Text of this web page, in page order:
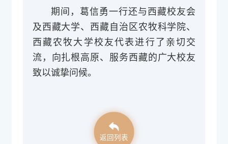
期间，葛信勇一行还与西藏校友会
及西藏大学、西藏自治区农牧科学院、
西藏农牧大学校友代表进行了亲切交
流，向扎根高原、服务西藏的广大校友
致以诚挚问候。
返回列表